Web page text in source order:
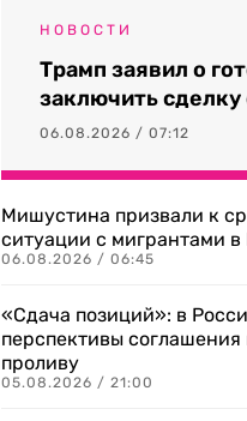
НОВОСТИ
Трамп заявил о
заключить
06.08.2026 / 07:12
Мишустина призвали к
ситуации с мигрантами
06.08.2026 / 06:45
«Сдача позиций»: в
перспективы
проливу
05.08.2026 / 21:00